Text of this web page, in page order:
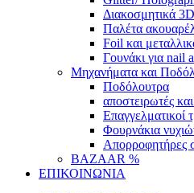
Διακοσμητικά 3D
Παλέτα
Foil και
Γουνάκι για nail
Μηχανήματα και
Ποδόλουτρα
αποστειρωτές
Επαγγελματικοί
Φουρνάκια
Απορροφητήρες
BAZAAR %
ΕΠΙΚΟΙΝΩΝΙΑ